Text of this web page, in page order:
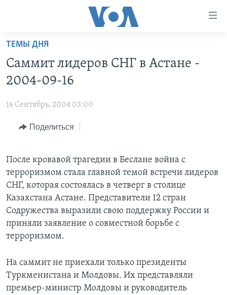
Перейти
основной
контент
навигации
НОВОСТИ ЗА МИНУТУ
ИТОГИ
ДИСКУССИЯ VOA
ДЕТАЛИ
НЬЮ-ЙОРК NEW YORK
АМЕРИКА. БОЛЬШОЕ ПУТЕШЕСТВИЕ
УЧИМ АНГЛИЙСКИЙ
НАША АМЕРИКАНСКАЯ ИСТОРИЯ
АРТЕФАКТЫ
АМЕРИКАНСКИЕ ГОРОДКИ
ТЕСТЫ
ЭКСПЕРТИЗА
ИНТЕРВЬЮ
ЗА СВОБОДУ ПРЕССЫ
УЧИМ АНГЛИЙСКИЙ
ВИДЕО
ПОДПИСКА НА НОВОСТИ
СОЦИАЛЬНЫЕ СЕТИ
ТЕМЫ ДНЯ
Саммит лидеров СНГ в Астане -
2004-09-16
16 Сентябрь, 2004 03:00
Поделиться
После кровавой трагедии в Беслане война с
терроризмом стала главной темой встречи лидеров
СНГ, которая состоялась в четверг в столице
Казахстана Астане. Представители 12 стран
Содружества выразили свою поддержку России и
приняли заявление о совместной борьбе с
терроризмом.
На саммит не приехали только президенты
Туркменистана и Молдовы. Их представляли
премьер-министр Молдовы и руководитель